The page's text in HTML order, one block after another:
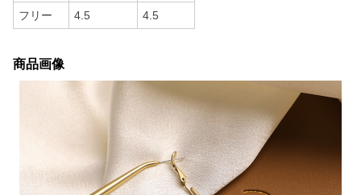
フリー 4.5 4.5
商品画像